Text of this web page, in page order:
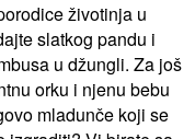
životinja u
slatkog pandu i
u džungli. Za još
orku i njenu bebu
mladunče koji se